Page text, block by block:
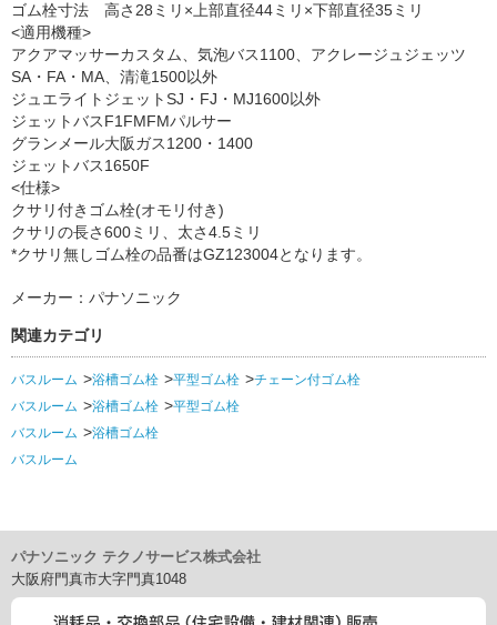
ゴム栓寸法 高さ28ミリ×上部直径44ミリ×下部直径35ミリ
<適用機種>
アクアマッサーカスタム、気泡バス1100、アクレージュジェッツ
SA・FA・MA、清滝1500以外
ジュエライトジェットSJ・FJ・MJ1600以外
ジェットバスF1FMFMパルサー
グランメール大阪ガス1200・1400
ジェットバス1650F
<仕様>
クサリ付きゴム栓(オモリ付き)
クサリの長さ600ミリ、太さ4.5ミリ
*クサリ無しゴム栓の品番はGZ123004となります。
メーカー：パナソニック
関連カテゴリ
バスルーム 浴槽ゴム栓 平型ゴム栓
チェーン付ゴム栓
バスルーム
浴槽ゴム栓
平型ゴム栓
バスルーム
浴槽ゴム栓
バスルーム
パナソニック テクノサービス株式会社
大阪府門真市大字門真1048